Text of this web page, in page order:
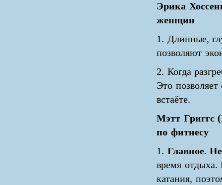
Эрика
женщин
1. Длинные,
позволяют
2. Когда
Это
встаёте.
Мэтт Григгс
по фитнесу
1. Главное.
время
катания,